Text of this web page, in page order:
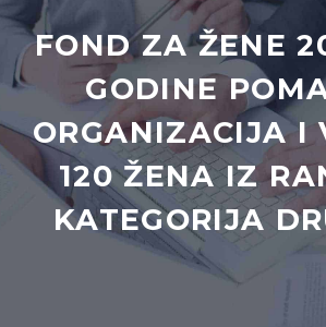
FOND ZA ŽENE
GODINE
ORGANIZACIJA I
120 ŽENA IZ
KATEGORIJA